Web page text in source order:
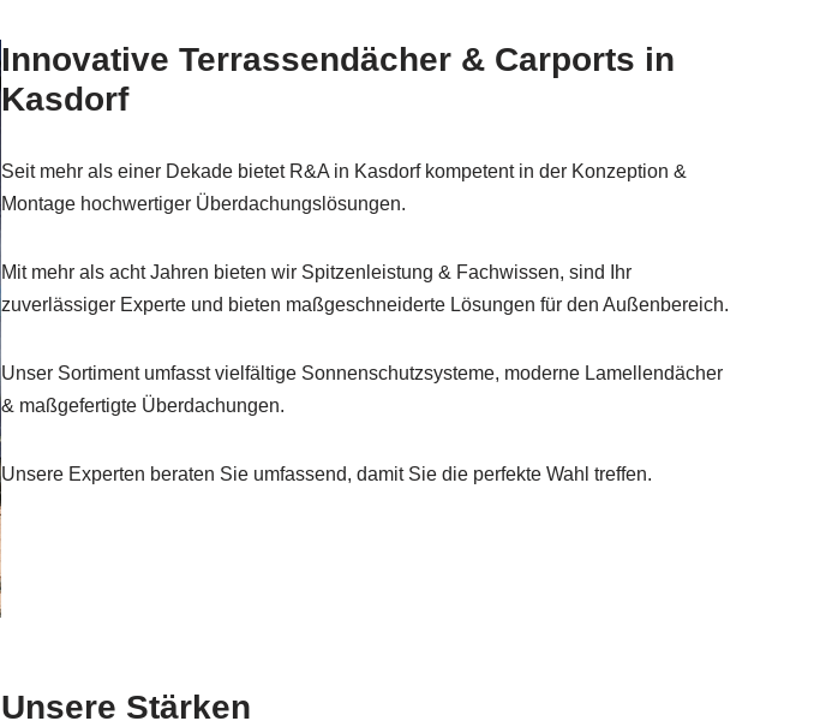
Innovative Terrassendächer & Carports in
Kasdorf
Seit mehr als einer Dekade bietet R&A in Kasdorf kompetent in der Konzeption &
Montage hochwertiger Überdachungslösungen.
Mit mehr als acht Jahren bieten wir Spitzenleistung & Fachwissen, sind Ihr
zuverlässiger Experte und bieten maßgeschneiderte Lösungen für den Außenbereich.
Unser Sortiment umfasst vielfältige Sonnenschutzsysteme, moderne Lamellendächer
& maßgefertigte Überdachungen.
Unsere Experten beraten Sie umfassend, damit Sie die perfekte Wahl treffen.
Unsere Stärken